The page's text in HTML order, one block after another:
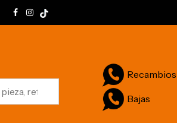
Recambios
Bajas